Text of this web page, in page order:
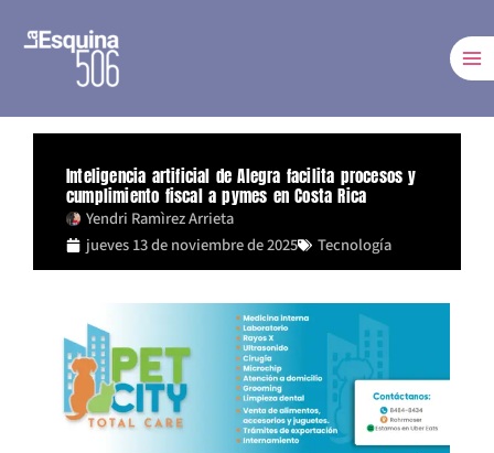
Inteligencia artificial de Alegra facilita procesos y
cumplimiento fiscal a pymes en Costa Rica
Yendri Ramìrez Arrieta
jueves 13 de noviembre de 2025
Tecnología